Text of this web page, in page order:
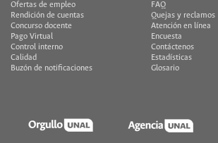
Ofertas de empleo
Rendición de cuentas
Concurso docente
Pago Virtual
Control interno
Calidad
Buzón de notificaciones
FAQ
Quejas y reclamos
Atención en línea
Encuesta
Contáctenos
Estadísticas
Glosario